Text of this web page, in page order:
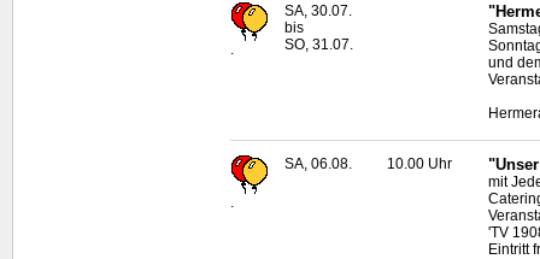
.
SA, 30.07.
bis
SO, 31.07.
und
SA, 06.08. 10.00 Uhr
mit
'TV
Eintritt